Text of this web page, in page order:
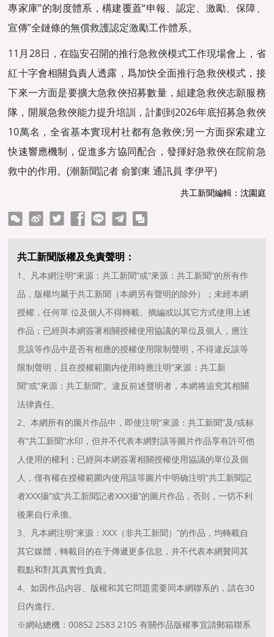
專家庫”的制度體系，構建覆蓋“申報、認定、激勵、保障、
宣傳”全鏈條的無償救護認定激勵工作體系。
11月28日，在臨安召開的推行急救俠模式工作現場會上，省
紅十字會相關負責人透露，爲加快全面推行急救俠模式，接
下來一方面是要擴大急救俠招募數量，組建急救俠志願服務
隊，開展急救俠能力提升培訓，計劃到2026年底招募急救俠
10萬名，全省基本實現村社都有急救俠;另一方面探索建立
快速響應機制，促進多方協同配合，發揮好急救俠在院前急
救中的作用。(潮新聞記者 俞劉東 通訊員 李伊平)
共工新聞編輯：沈園庭
linetelegram copy
共工新聞版權及免責聲明：
1、凡本網注明“來源：共工新聞”或“來源：共工新聞”的所有作
品，版權均屬于共工新聞（本網另有聲明的除外）；未經本網
授權，任何單 位及個人不得轉載、摘編或以其它方式使用上述
作品；已經與本網簽署相關授權使用協議的單位及個人，應注
意該等作品中是否有相應的授權使用限制聲明，不得違反該等
限制聲明，且在授權範圍内使用時應注明“來源：共工新
聞”或“來源：共工新聞”。違反前述聲明者，本網将追究其相關
法律責任。
2、本網所有的圖片作品中，即使注明“來源：共工新聞”及/或标
有“共工新聞”水印，但并不代表本網對該等圖片作品享有許可他
人使用的權利；已經與本網簽署相關授權使用協議的單位及個
人，僅有權在授權範圍内使用該等圖片中明确注明“共工新聞記
者XXX攝”或“共工新聞記者XXX攝”的圖片作品，否則，一切不利
後果自行承擔。
3、凡本網注明“來源：XXX（非共工新聞）”的作品，均轉載自
其它媒體，轉載目的在于傳遞更多信息，并不代表本網贊同其
觀點和對其真實性負責。
4、如因作品内容、版權和其它問題需要同本網聯系的，請在30
日内進行。
※網站總機：00852 2583 2105 有關作品版權事宜請郵箱聯系